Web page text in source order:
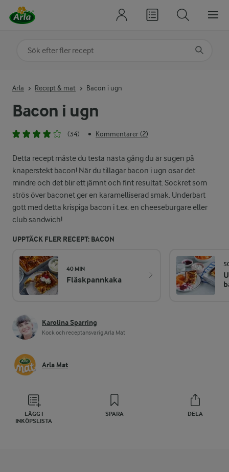
Bacon i ugn
(34) • Kommentarer (2)
Detta recept måste du testa nästa gång du är sugen på
knaperstekt bacon! När du tillagar bacon i ugn osar det
mindre och det blir ett jämnt och fint resultat. Sockret som
strös över baconet ger en karamelliserad smak. Underbart
gott med detta krispiga bacon i t.ex. en cheeseburgare eller
club sandwich!
UPPTÄCK FLER RECEPT: BACON
40 MIN
Fläskpannkaka
Karolina Sparring
Kock och receptansvarig Arla Mat
Arla Mat
LÄGG I
INKÖPSLISTA
SPARA DELA
Arla Recept & mat Bacon i ugn
Sök på kategori eller ingrediens